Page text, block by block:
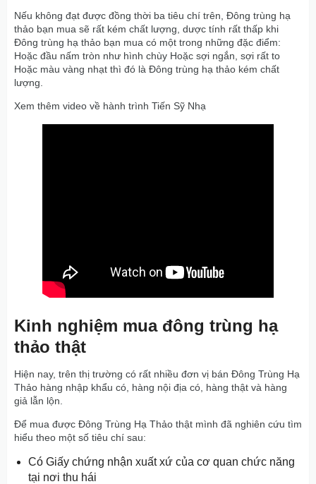
Nếu không đạt được đồng thời ba tiêu chí trên, Đông trùng hạ
thảo bạn mua sẽ rất kém chất lượng, dược tính rất thấp khi
Đông trùng hạ thảo bạn mua có một trong những đặc điểm:
Hoặc đầu nấm tròn như hình chùy Hoặc sợi ngắn, sợi rất to
Hoặc màu vàng nhạt thì đó là Đông trùng hạ thảo kém chất
lượng.
Xem thêm video về hành trình Tiến Sỹ Nhạ
Kinh nghiệm mua đông trùng hạ
thảo thật
Hiện nay, trên thị trường có rất nhiều đơn vị bán Đông Trùng Hạ
Thảo hàng nhập khẩu có, hàng nội địa có, hàng thật và hàng
giả lẫn lộn.
Để mua được Đông Trùng Hạ Thảo thật mình đã nghiên cứu tìm
hiểu theo một số tiêu chí sau:
Có Giấy chứng nhận xuất xứ của cơ quan chức năng
tại nơi thu hái